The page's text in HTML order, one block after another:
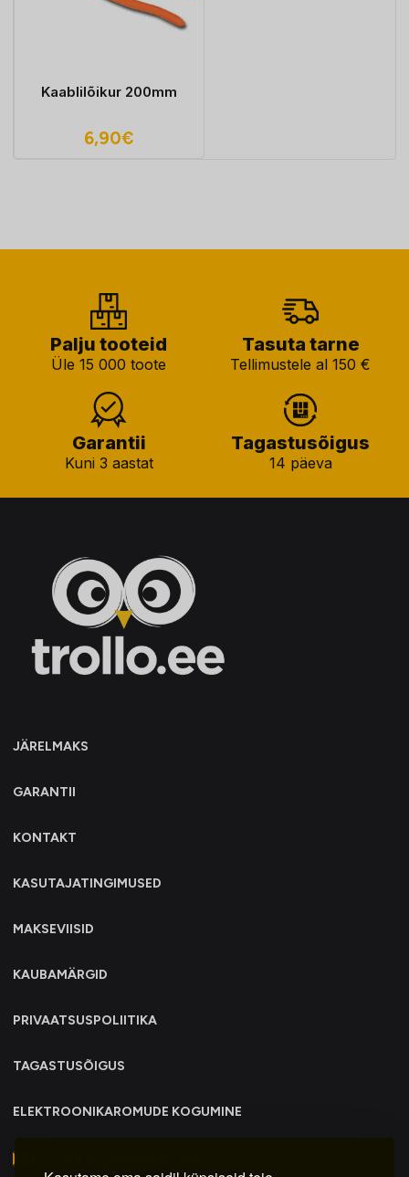
Kaablilõikur 200mm
6,90€
Palju tooteid
Üle 15 000 toote
Tasuta tarne
Tellimustele al 150 €
Garantii
Kuni 3 aastat
Tagastusõigus
14 päeva
JÄRELMAKS
GARANTII
KONTAKT
KASUTAJATINGIMUSED
MAKSEVIISID
KAUBAMÄRGID
PRIVAATSUSPOLIITIKA
TAGASTUSÕIGUS
ELEKTROONIKAROMUDE KOGUMINE